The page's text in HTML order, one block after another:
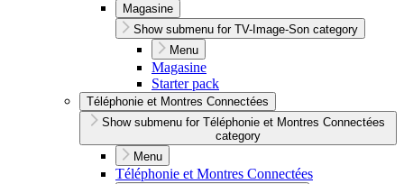
Magasine
Show submenu for TV-Image-Son category
Menu
Magasine
Starter pack
Téléphonie et Montres Connectées
Show submenu for Téléphonie et Montres Connectées
category
Menu
Téléphonie et Montres Connectées